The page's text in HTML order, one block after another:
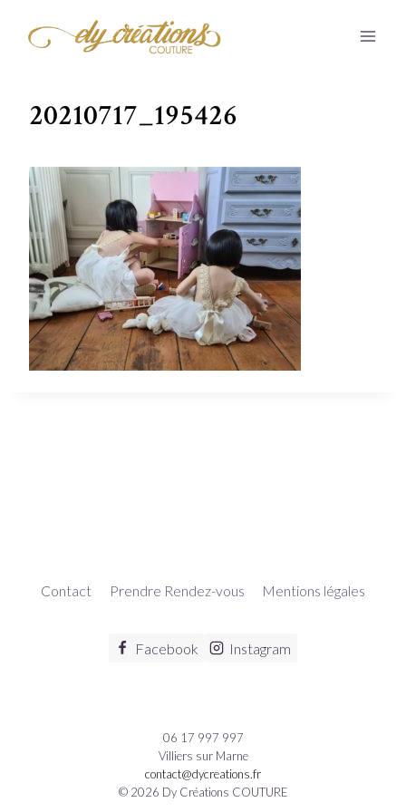
20210717_195426
Contact Prendre Rendez-vous Mentions légales
Facebook Instagram
06 17 997 997
Villiers sur Marne
contact@dycreations.fr
© 2026 Dy Créations COUTURE